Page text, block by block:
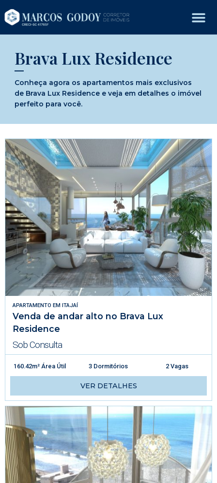
Brava Lux Residence
Conheça agora os apartamentos mais exclusivos
de Brava Lux Residence e veja em detalhes o imóvel
perfeito para você.
APARTAMENTO EM ITAJAÍ
Venda de andar alto no Brava Lux
Residence
Sob Consulta
160.42m² Área Útil 3 Dormitórios 2 Vagas
VER DETALHES